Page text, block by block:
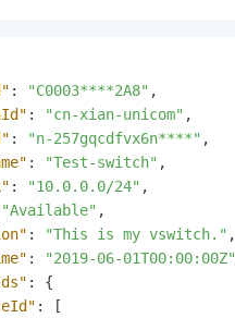
: "C0003****2A8" ,
: "cn-xian-unicom" ,
: "n-257gqcdfvx6n****" ,
: "Test-switch" ,
: "10.0.0.0/24" ,
"Available" ,
: "This is my vswitch." ,
: "2019-06-01T00:00:00Z"
:
{
:
[